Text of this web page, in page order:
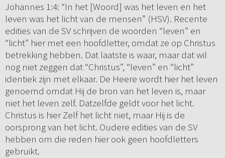
Johannes 1:4: “In het [Woord] was het leven en het
leven was het licht van de mensen” (HSV). Recente
edities van de SV schrijven de woorden “leven” en
“licht” hier met een hoofdletter, omdat ze op Christus
betrekking hebben. Dat laatste is waar, maar dat wil
nog niet zeggen dat “Christus”, “leven” en “licht”
identiek zijn met elkaar. De Heere wordt hier het leven
genoemd omdat Hij de bron van het leven is, maar
niet het leven zelf. Datzelfde geldt voor het licht.
Christus is hier Zelf het licht niet, maar Hij is de
oorsprong van het licht. Oudere edities van de SV
hebben om die reden hier ook geen hoofdletters
gebruikt.